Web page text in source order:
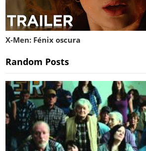
X-Men: Fénix oscura
Random Posts